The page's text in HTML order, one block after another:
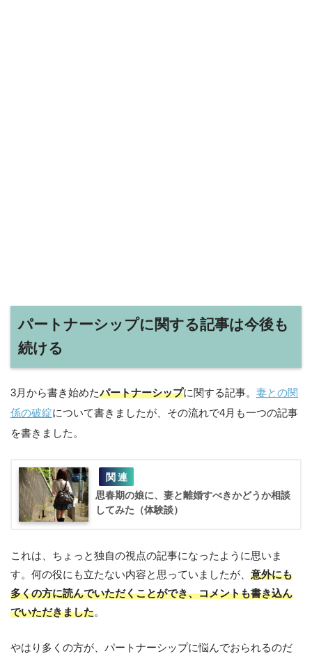
パートナーシップに関する記事は今後も
続ける
3月から書き始めたパートナーシップに関する記事。 妻との関
係の破綻について書きましたが、その流れで4月も一つの記事
を書きました。
思春期の娘に、妻と離婚すべきかどうか相談
してみた（体験談）
これは、ちょっと独自の視点の記事になったように思いま
す。何の役にも立たない内容と思っていましたが、 意外にも
多くの方に読んでいただくことができ、コメントも書き込ん
でいただきました。
やはり多くの方が、パートナーシップに悩んでおられるのだ